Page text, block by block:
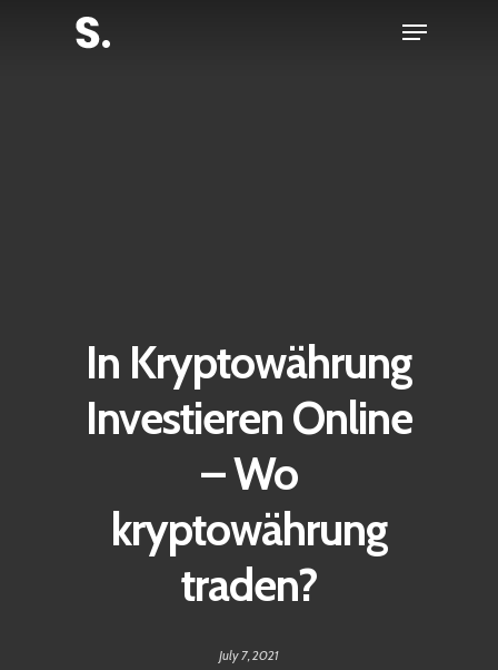
Menu
In Kryptowährung
Investieren Online
– Wo
kryptowährung
traden?
July 7, 2021